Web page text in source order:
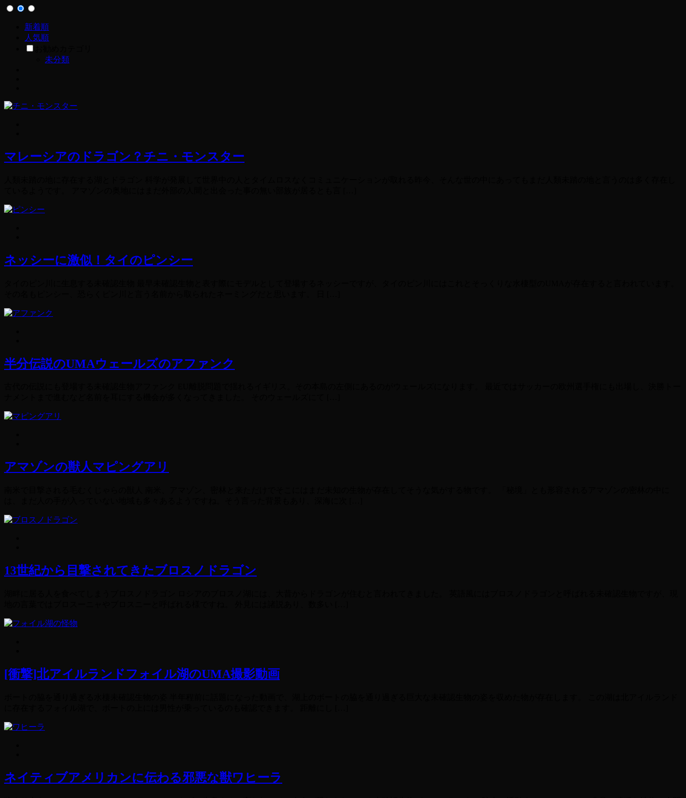
新着順
人気順
未分類
マレーシアのドラゴン？チニ・モンスター
ネッシーに激似！タイのピンシー
半分伝説のUMAウェールズのアファンク
アマゾンの獣人マピングアリ
13世紀から目撃されてきたブロスノドラゴン
[衝撃]北アイルランドフォイル湖のUMA撮影動画
ネイティブアメリカンに伝わる邪悪な獣ワヒーラ